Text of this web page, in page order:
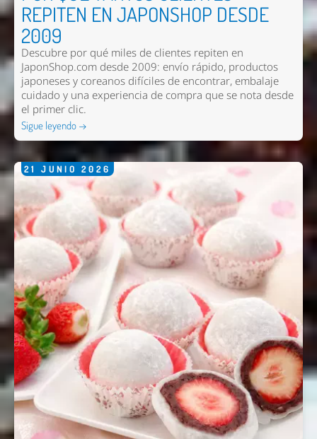
REPITEN EN JAPONSHOP DESDE
2009
Descubre por qué miles de clientes repiten en
JaponShop.com desde 2009: envío rápido, productos
japoneses y coreanos difíciles de encontrar, embalaje
cuidado y una experiencia de compra que se nota desde
el primer clic.
Sigue leyendo →
21 JUNIO 2026